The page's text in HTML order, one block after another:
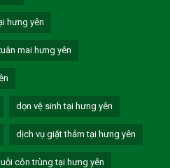
hưng yên
mai hưng yên
dọn vệ sinh tại hưng yên
dịch vụ giặt thảm tại hưng yên
côn trùng tại hưng yên